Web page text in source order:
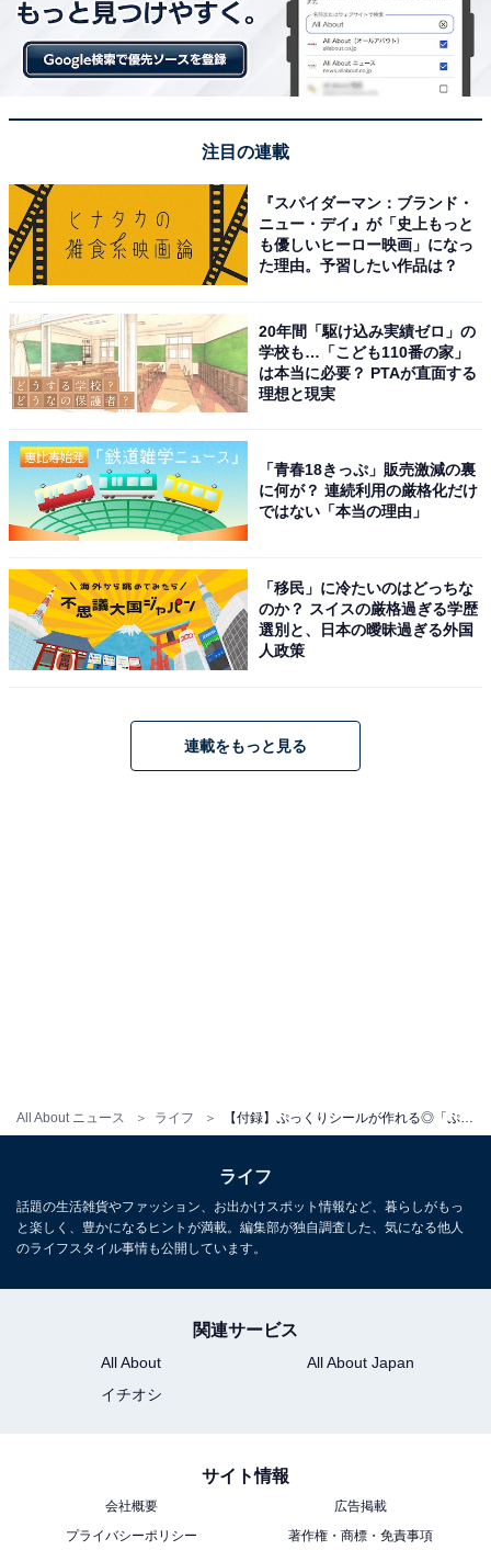
All About ニュース ライフ
を作ったりも楽しめます。アイテムの作り方は写真つき
で丁寧に説明されているので、てづくり初心者でも安
心。100均アイテムで作れるアイディアシールの紹介も
大好きキャラでハンドメイド! てづくりシールクラブ
(Gakken Mook)
楽天で雑誌を見る
注目の連載
『スパイダーマン：ブランド・
ニュー・デイ』が「史上もっと
も優しいヒーロー映画」になっ
た理由。予習したい作品は？
20年間「駆け込み実績ゼロ」の
学校も…「こども110番の家」
は本当に必要？ PTAが直面する
理想と現実
「青春18きっぷ」販売激減の裏
に何が？ 連続利用の厳格化だけ
ではない「本当の理由」
「移民」に冷たいのはどっちな
のか？ スイスの厳格過ぎる学歴
選別と、日本の曖昧過ぎる外国
人政策
連載をもっと見る
ライフ
話題の生活雑貨やファッション、お出かけスポット情報など、暮らしがもっ
と楽しく、豊かになるヒントが満載。編集部が独自調査した、気になる他人
のライフスタイル事情も公開しています。
関連サービス
All About
All About Japan
イチオシ
サイト情報
会社概要
広告掲載
プライバシーポリシー
著作権・商標・免責事項